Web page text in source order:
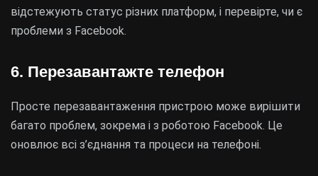
відстежують статус різних платформ, і перевірте, чи є
проблеми з Facebook.
6. Перезавантажте телефон
Просте перезавантаження пристрою може вирішити
багато проблем, зокрема і з роботою Facebook. Це
оновлює всі з’єднання та процеси на телефоні.